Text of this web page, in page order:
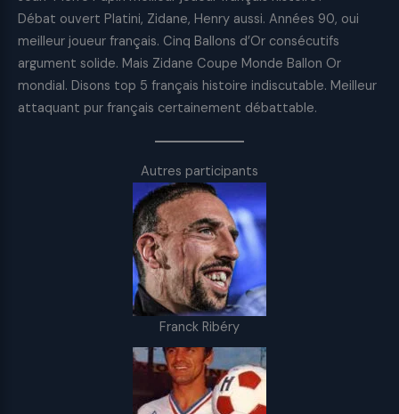
Débat ouvert Platini, Zidane, Henry aussi. Années 90, oui
meilleur joueur français. Cinq Ballons d’Or consécutifs
argument solide. Mais Zidane Coupe Monde Ballon Or
mondial. Disons top 5 français histoire indiscutable. Meilleur
attaquant pur français certainement débattable.
Autres participants
Franck Ribéry